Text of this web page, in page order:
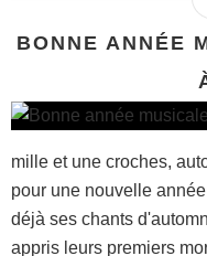
BONNE ANNÉE
mille et une croches,
pour une nouvelle
déjà ses chants
appris leurs premiers